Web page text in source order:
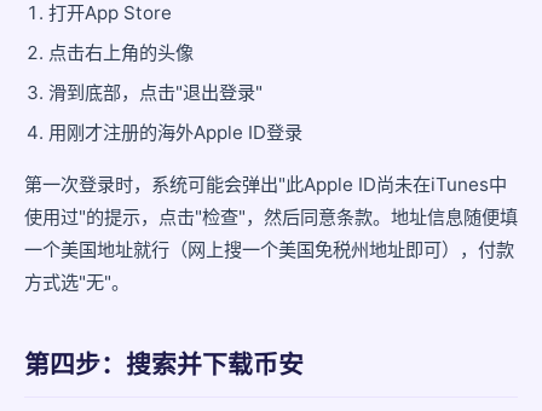
打开App Store
点击右上角的头像
滑到底部，点击"退出登录"
用刚才注册的海外Apple ID登录
第一次登录时，系统可能会弹出"此Apple ID尚未在iTunes中
使用过"的提示，点击"检查"，然后同意条款。地址信息随便填
一个美国地址就行（网上搜一个美国免税州地址即可），付款
方式选"无"。
第四步：搜索并下载币安